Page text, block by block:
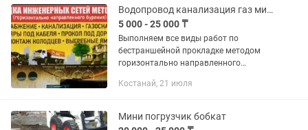
надпись...
Водопровод канализация газ мини экскаватор крот Гнб прокол септик Жб кольца
5 000 - 25 000 ₸
Выполняем все виды работ по
бестраншейной прокладке методом
горизонтально направленного
водопровода, газопровода, футляров
Костанай, 21 июля
Мини погрузчик бобкат